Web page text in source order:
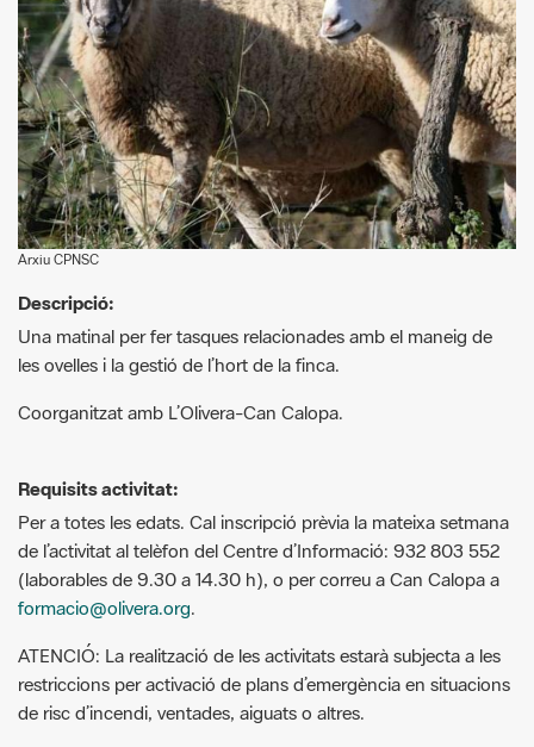
Arxiu CPNSC
Descripció:
Una matinal per fer tasques relacionades amb el maneig de
Coorganitzat amb L’Olivera-Can Calopa.
Requisits activitat:
(laborables de 9.30 a 14.30 h), o per correu a Can Calopa a
formacio@olivera.org.
ATENCIÓ: La realització de les activitats estarà subjecta a les
restriccions per activació de plans d’emergència en situacions
de risc d’incendi, ventades, aiguats o altres.
Més informació:
https://parcnaturalcollserola.cat/agenda/
G F
P C